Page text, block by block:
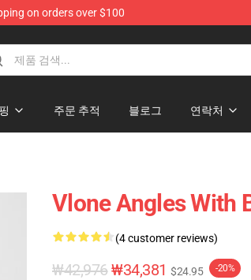
on orders over $100
주문 추적 블로그 연락처
Vlone Angles With
(4 customer reviews)
₩42,976₩34,381 $24.95 -20%